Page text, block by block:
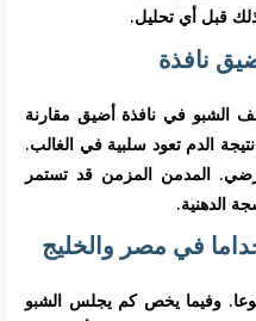
قبل أي تحليل.
نافذة
الشبو في نافذة أضيق مقارنة
من التوقف، نتيجة الدم تعود سلبية في الغالب.
المدمن المزمن قد تستمر
الدهنية.
في مصر والخليج
وفيما يخص كم يجلس الشبو